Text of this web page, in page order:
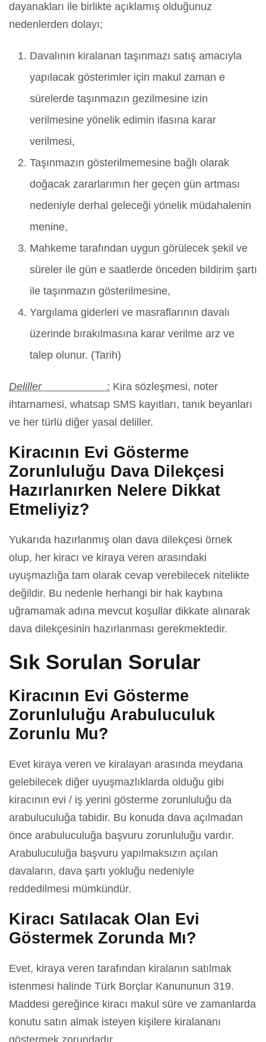
dayanakları ile birlikte açıklamış olduğunuz
nedenlerden dolayı;
Davalının kiralanan taşınmazı satış amacıyla
yapılacak gösterimler için makul zaman e
sürelerde taşınmazın gezilmesine izin
verilmesine yönelik edimin ifasına karar
verilmesi,
Taşınmazın gösterilmemesine bağlı olarak
doğacak zararlarımın her geçen gün artması
nedeniyle derhal geleceği yönelik müdahalenin
menine,
Mahkeme tarafından uygun görülecek şekil ve
süreler ile gün e saatlerde önceden bildirim şartı
ile taşınmazın gösterilmesine,
Yargılama giderleri ve masraflarının davalı
üzerinde bırakılmasına karar verilme arz ve
talep olunur. (Tarih)
Deliller : Kira sözleşmesi, noter
ihtarnamesi, whatsap SMS kayıtları, tanık beyanları
ve her türlü diğer yasal deliller.
Kiracının Evi Gösterme
Zorunluluğu Dava Dilekçesi
Hazırlanırken Nelere Dikkat
Etmeliyiz?
Yukarıda hazırlanmış olan dava dilekçesi örnek
olup, her kiracı ve kiraya veren arasındaki
uyuşmazlığa tam olarak cevap verebilecek nitelikte
değildir. Bu nedenle herhangi bir hak kaybına
uğramamak adına mevcut koşullar dikkate alınarak
dava dilekçesinin hazırlanması gerekmektedir.
Sık Sorulan Sorular
Kiracının Evi Gösterme
Zorunluluğu Arabuluculuk
Zorunlu Mu?
Evet kiraya veren ve kiralayan arasında meydana
gelebilecek diğer uyuşmazlıklarda olduğu gibi
kiracının evi / iş yerini gösterme zorunluluğu da
arabuluculuğa tabidir. Bu konuda dava açılmadan
önce arabuluculuğa başvuru zorunluluğu vardır.
Arabuluculuğa başvuru yapılmaksızın açılan
davaların, dava şartı yokluğu nedeniyle
reddedilmesi mümkündür.
Kiracı Satılacak Olan Evi
Göstermek Zorunda Mı?
Evet, kiraya veren tarafından kiralanın satılmak
istenmesi halinde Türk Borçlar Kanununun 319.
Maddesi gereğince kiracı makul süre ve zamanlarda
konutu satın almak isteyen kişilere kiralananı
göstermek zorundadır.